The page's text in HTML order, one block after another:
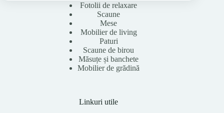
Fotolii de relaxare
Scaune
Mese
Mobilier de living
Paturi
Scaune de birou
Măsuțe și banchete
Mobilier de grădină
Linkuri utile